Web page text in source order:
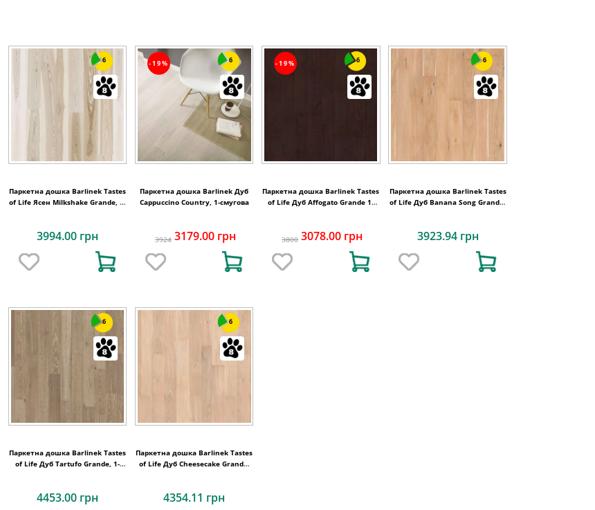
6
Паркетна дошка Barlinek Tastes
of Life Ясен Milkshake Grande, 1-
3994.00 грн
-19% 6
Паркетна дошка Barlinek Дуб
Cappuccino Country, 1-смугова
3924 3179.00 грн
-19% 6
Паркетна дошка Barlinek Tastes
of Life Дуб Affogato Grande 1-
3800 3078.00 грн
6
Паркетна дошка Barlinek Tastes
of Life Дуб Banana Song Grande,
3923.94 грн
6
Паркетна дошка Barlinek Tastes
of Life Дуб Tartufo Grande, 1-
4453.00 грн
6
Паркетна дошка Barlinek Tastes
of Life Дуб Cheesecake Grande,
4354.11 грн